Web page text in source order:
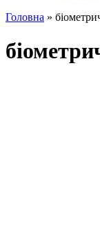
Головна »